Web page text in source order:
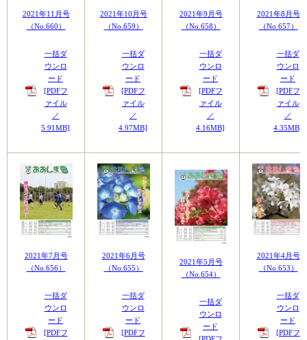
2021年11月号
（No.660）
一括ダ
ウンロ
ード
[PDFフ
ァイル
／
5.91MB]
2021年10月号
（No.659）
一括ダ
ウンロ
ード
[PDFフ
ァイル
／
4.97MB]
2021年9月号
（No.658）
一括ダ
ウンロ
ード
[PDFフ
ァイル
／
4.16MB]
2021年8月号
（No.657）
一括ダ
ウンロ
ード
[PDFフ
ァイル
／
4.35MB]
2021年7月号
（No.656）
一括ダ
ウンロ
ード
[PDFフ
2021年6月号
（No.655）
一括ダ
ウンロ
ード
[PDFフ
2021年5月号
（No.654）
一括ダ
ウンロ
ード
2021年4月号
（No.653）
一括ダ
ウンロ
ード
[PDFフ